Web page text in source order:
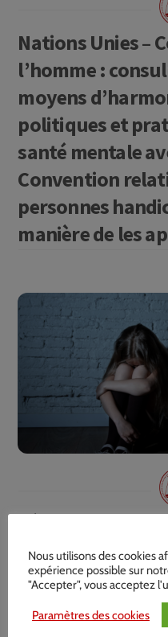
Nations Unies –
l’homme :
moyens
politiques et
santé mentale
Convention
personnes
manière de les
Témoignage
spécialisé
l’enfance
Nous utilisons des cookies
expérience possible sur
"Accepter", vous acceptez
Paramètres des cookies